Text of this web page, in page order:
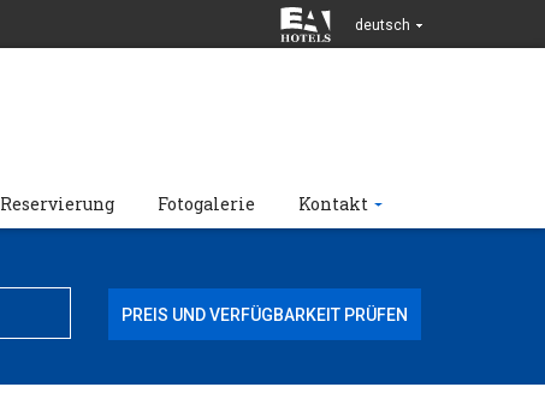
deutsch
Reservierung Fotogalerie Kontakt